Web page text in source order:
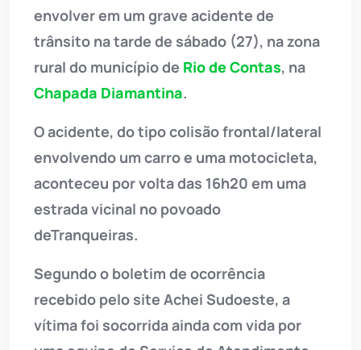
envolver em um grave acidente de
trânsito na tarde de sábado (27), na zona
rural do município de Rio de Contas, na
Chapada Diamantina.
O acidente, do tipo colisão frontal/lateral
envolvendo um carro e uma motocicleta,
aconteceu por volta das 16h20 em uma
estrada vicinal no povoado
deTranqueiras.
Segundo o boletim de ocorrência
recebido pelo site Achei Sudoeste, a
vítima foi socorrida ainda com vida por